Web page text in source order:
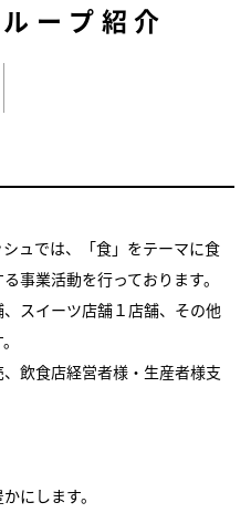
ープ紹介
ュでは、「食」をテーマに食
事業活動を行っております。
スイーツ店舗１店舗、その他
飲食店経営者様・生産者様支
にします。